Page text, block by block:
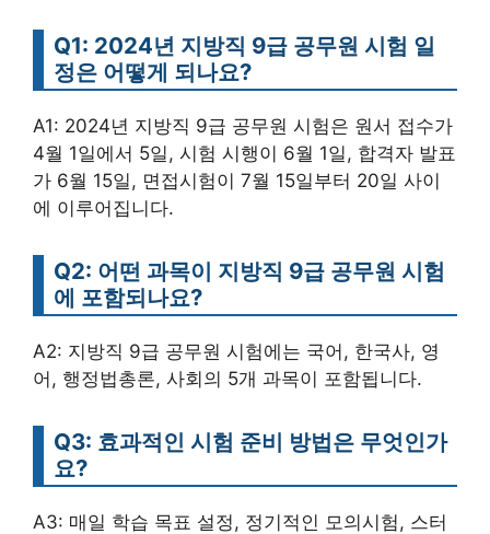
Q1: 2024년 지방직 9급 공무원 시험 일
정은 어떻게 되나요?
A1: 2024년 지방직 9급 공무원 시험은 원서 접수가
4월 1일에서 5일, 시험 시행이 6월 1일, 합격자 발표
가 6월 15일, 면접시험이 7월 15일부터 20일 사이
에 이루어집니다.
Q2: 어떤 과목이 지방직 9급 공무원 시험
에 포함되나요?
A2: 지방직 9급 공무원 시험에는 국어, 한국사, 영
어, 행정법총론, 사회의 5개 과목이 포함됩니다.
Q3: 효과적인 시험 준비 방법은 무엇인가
요?
A3: 매일 학습 목표 설정, 정기적인 모의시험, 스터